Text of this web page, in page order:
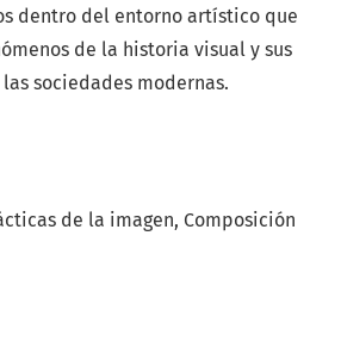
de la imagen Composición
dentro del entorno artístico que
de la historia visual y sus
sociedades modernas.